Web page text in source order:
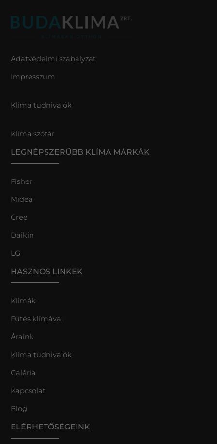
Adatvédelmi szabályzat
Impresszum
Klíma tudnivalók
Klíma szótár
LEGNÉPSZERŰBB KLÍMA MÁRKÁK
Fisher
Midea
Gree
Daikin
LG
HASZNOS LINKEK
Klímák
Fűtés klímával
Áraink
Klíma tudnivalók
Galéria
Kapcsolat
Blog
ELÉRHETŐSÉGEINK